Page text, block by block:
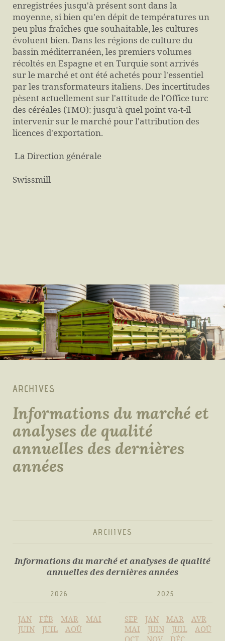
enregistrées jusqu'à présent sont dans la
moyenne, si bien qu'en dépit de températures un
peu plus fraîches que souhaitable, les cultures
évoluent bien. Dans les régions de culture du
bassin méditerranéen, les premiers volumes
récoltés en Espagne et en Turquie sont arrivés
sur le marché et ont été achetés pour l'essentiel
par les transformateurs italiens. Des incertitudes
pèsent actuellement sur l'attitude de l'Office turc
des céréales (TMO): jusqu'à quel point va-t-il
intervenir sur le marché pour l'attribution des
licences d'exportation.
La Direction générale
Swissmill
ARCHIVES
Informations du marché et
analyses de qualité
annuelles des dernières
années
ARCHIVES
Informations du marché et analyses de qualité
annuelles des dernières années
2026
JAN FÉB MAR
MAI
JUIN
JUIL AOÛ
2025
SEP JAN MAR
AVR
MAI
JUIN JUIL
AOÛ
OCT
NOV DÉC